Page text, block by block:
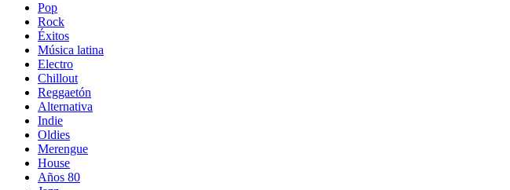
Pop
Rock
Éxitos
Música latina
Electro
Chillout
Reggaetón
Alternativa
Indie
Oldies
Merengue
House
Años 80